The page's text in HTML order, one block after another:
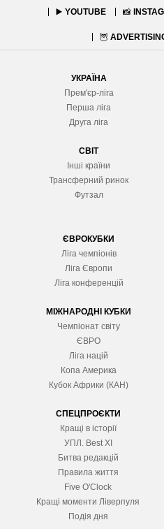
▶️ YOUTUBE 📸
🦉
УКРАЇНА
Прем'єр-ліга
Перша ліга
Друга ліга
СВІТ
Інші країни
Трансферний ринок
Футзал
ЄВРОКУБКИ
Ліга чемпіонів
Ліга Європи
Ліга конференцій
МІЖНАРОДНІ КУБКИ
Чемпіонат світу
ЄВРО
Ліга націй
Копа Америка
Кубок Африки (КАН)
СПЕЦПРОЄКТИ
Кращі в історії
УПЛ. Best XІ
Битва редакцій
Правила життя
Five O'Clock
Кращі моменти Ліверпуля
Подія дня